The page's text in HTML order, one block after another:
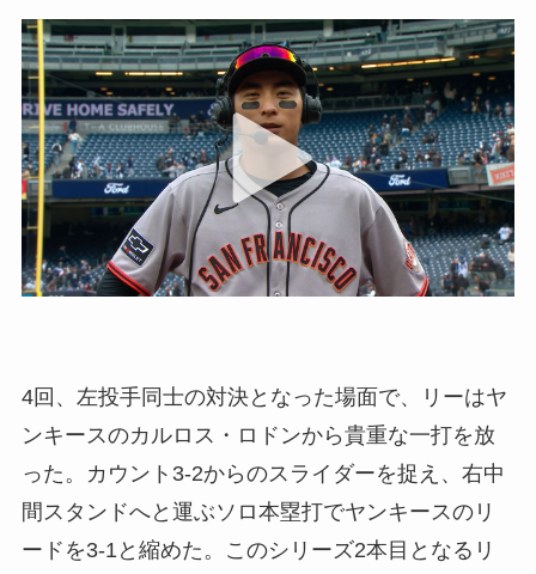
4回、左投手同士の対決となった場面で、リーはヤ
ンキースのカルロス・ロドンから貴重な一打を放
った。カウント3-2からのスライダーを捉え、右中
間スタンドへと運ぶソロ本塁打でヤンキースのリ
ードを3-1と縮めた。このシリーズ2本目となるリ